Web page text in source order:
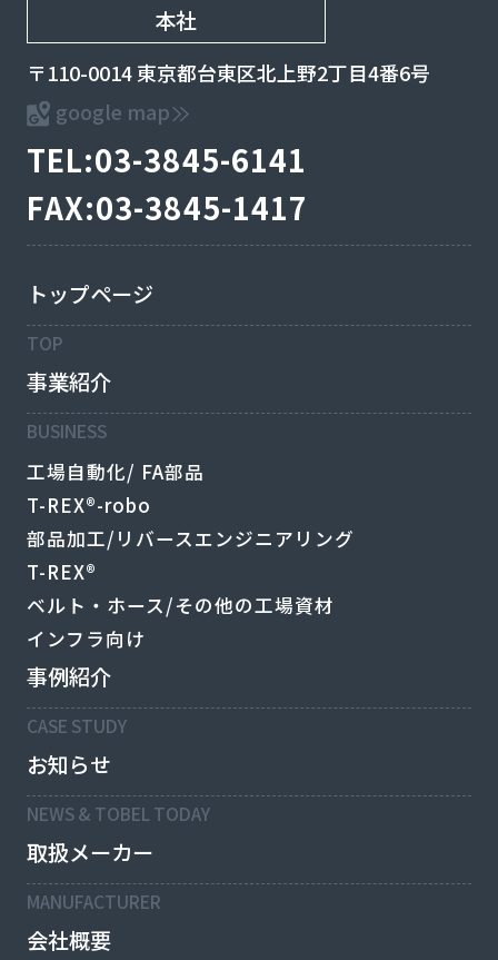
本社
〒110-0014 東京都台東区北上野2丁目4番6号
google map
TEL:03-3845-6141
FAX:03-3845-1417
トップページ
TOP
事業紹介
BUSINESS
工場自動化/ FA部品
T-REX®-robo
部品加工/リバースエンジニアリング
T-REX®
ベルト・ホース/その他の工場資材
インフラ向け
事例紹介
CASE STUDY
お知らせ
NEWS & TOBEL TODAY
取扱メーカー
MANUFACTURER
会社概要